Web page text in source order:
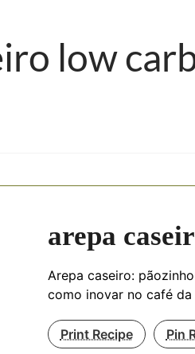
low
arepa
Arepa caseiro:
como inovar no café
Print Recipe Pin